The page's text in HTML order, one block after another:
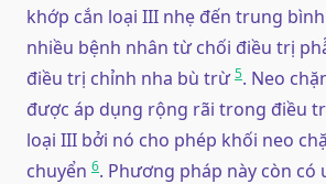
khớp cắn loại III nhẹ đến trung bình
nhiều bệnh nhân từ chối điều trị
điều trị chỉnh nha bù trừ5. Neo
được áp dụng rộng rãi trong điều
loại III bởi nó cho phép khối neo
chuyển 6. Phương pháp này còn có